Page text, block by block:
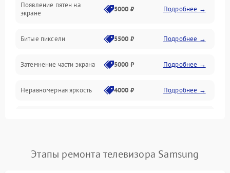
Сигнал и приём каналов
Механические повреждения
Программное обеспечение
Сеть и подключения
Появление пятен на
экране
5000 ₽ Подробнее →
Битые пиксели 5500 ₽ Подробнее →
Затемнение части экрана 5000 ₽ Подробнее →
Неравномерная яркость 4000 ₽ Подробнее →
Этапы ремонта телевизора Samsung